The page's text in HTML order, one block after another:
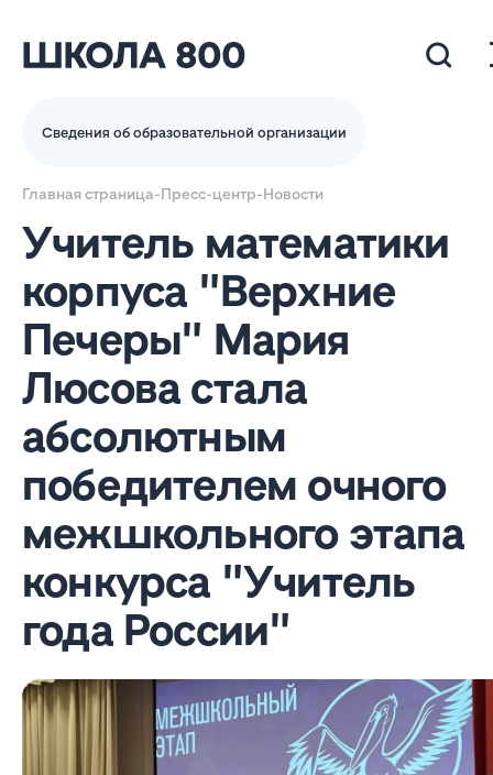
Сведения об образовательной организации
Главная страница-Пресс-центр-Новости
Учитель математики
корпуса "Верхние
Печеры" Мария
Люсова стала
абсолютным
победителем очного
межшкольного этапа
конкурса "Учитель
года России"